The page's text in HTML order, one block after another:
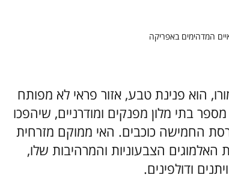
הוא פנינת טבע, אזור פראי לא מפותח
בתי מלון מפנקים ומודרניים, שיהפכו
החמישה כוכבים. האי ממוקם מזרחית
האלמוגים הצבעוניות והמרהיבות שלו,
ודולפינים.